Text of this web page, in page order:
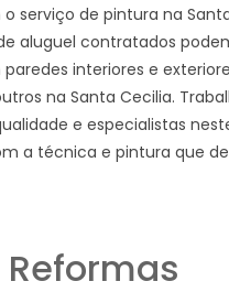
serviço de pintura na
aluguel contratados
interiores e
na Santa Cecilia.
e especialistas
a técnica e pintura que
Reformas